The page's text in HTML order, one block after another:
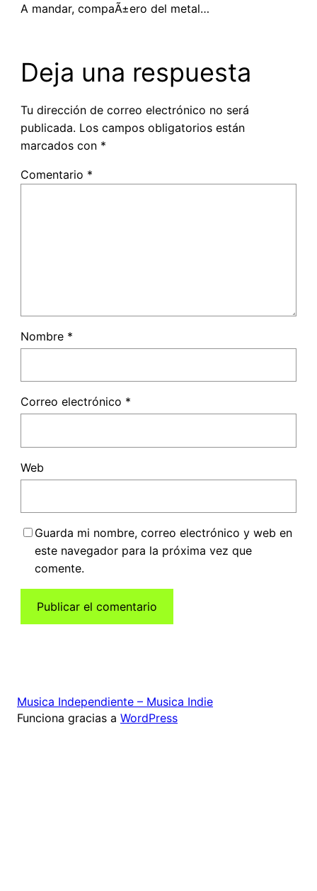
A mandar, compaÃ±ero del metal…
Deja una respuesta
Tu dirección de correo electrónico no será
publicada. Los campos obligatorios están
marcados con *
Comentario *
Nombre *
Correo electrónico *
Web
Guarda mi nombre, correo electrónico y web en
este navegador para la próxima vez que
comente.
Musica Independiente – Musica Indie
Funciona gracias a WordPress